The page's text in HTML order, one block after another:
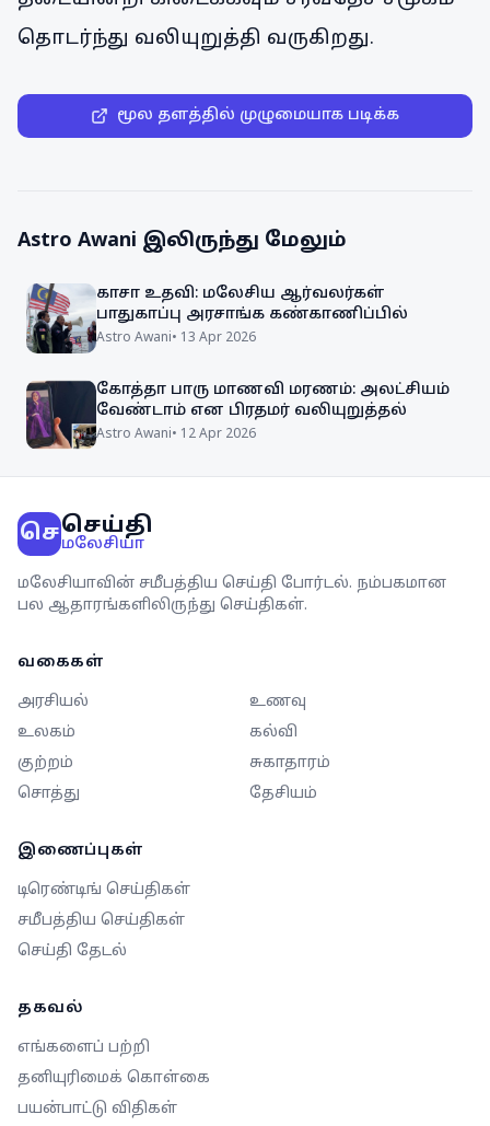
தொடர்ந்து வலியுறுத்தி வருகிறது.
மூல தளத்தில் முழுமையாக படிக்க
Astro Awani இலிருந்து மேலும்
காசா உதவி: மலேசிய ஆர்வலர்கள்
பாதுகாப்பு அரசாங்க கண்காணிப்பில்
Astro Awani• 13 Apr 2026
கோத்தா பாரு மாணவி மரணம்: அலட்சியம்
வேண்டாம் என பிரதமர் வலியுறுத்தல்
Astro Awani• 12 Apr 2026
செசெய்தி
மலேசியா
மலேசியாவின் சமீபத்திய செய்தி போர்டல். நம்பகமான
பல ஆதாரங்களிலிருந்து செய்திகள்.
வகைகள்
அரசியல்
உணவு
உலகம்
கல்வி
குற்றம்
சுகாதாரம்
சொத்து
தேசியம்
இணைப்புகள்
டிரெண்டிங் செய்திகள்
சமீபத்திய செய்திகள்
செய்தி தேடல்
தகவல்
எங்களைப் பற்றி
தனியுரிமைக் கொள்கை
பயன்பாட்டு விதிகள்